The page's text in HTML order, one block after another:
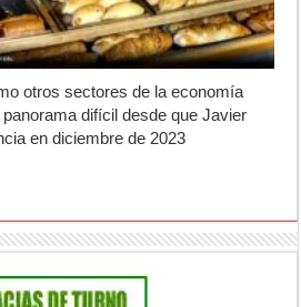
otros sectores de la economía
difícil desde que Javier
en diciembre de 2023